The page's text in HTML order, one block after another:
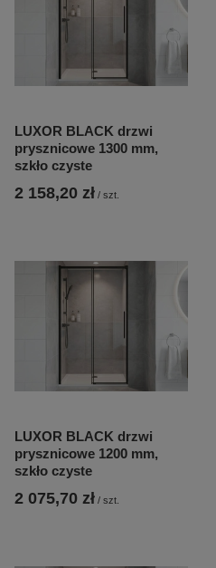
LUXOR BLACK drzwi
prysznicowe 1300 mm,
szkło czyste
2 158,20 zł / szt.
LUXOR BLACK drzwi
prysznicowe 1200 mm,
szkło czyste
2 075,70 zł / szt.